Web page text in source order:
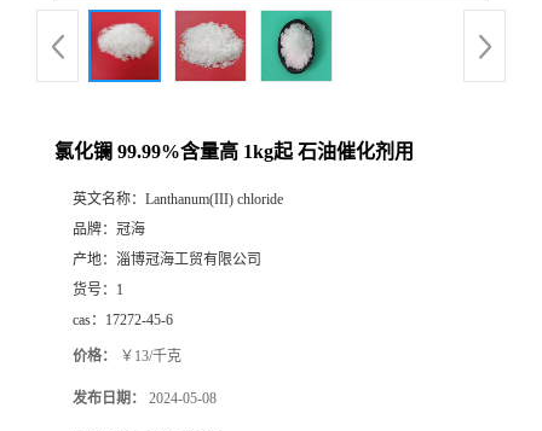
氯化镧 99.99%含量高 1kg起 石油催化剂用
英文名称： Lanthanum(III) chloride
品牌： 冠海
产地： 淄博冠海工贸有限公司
货号： 1
cas： 17272-45-6
价格： ￥13/千克
发布日期： 2024-05-08